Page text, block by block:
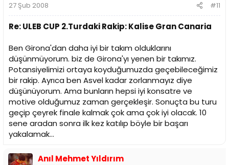
27 Şub 2008 #11
Re: ULEB CUP 2.Turdaki Rakip: Kalise Gran Canaria
Ben Girona'dan daha iyi bir takım olduklarını
düşünmüyorum. biz de Girona'yı yenen bir takımız.
Potansiyelimizi ortaya koyduğumuzda geçebileceğimiz
bir rakip. Ayrıca ben Asvel kadar zorlanmayız diye
düşünüyorum. Ama bunların hepsi iyi konsatre ve
motive olduğumuz zaman gerçekleşir. Sonuçta bu turu
geçip çeyrek finale kalmak çok ama çok iyi olacak. 10
sene aradan sonra ilk kez katılıp böyle bir başarı
yakalamak...
Anıl Mehmet Yıldırım